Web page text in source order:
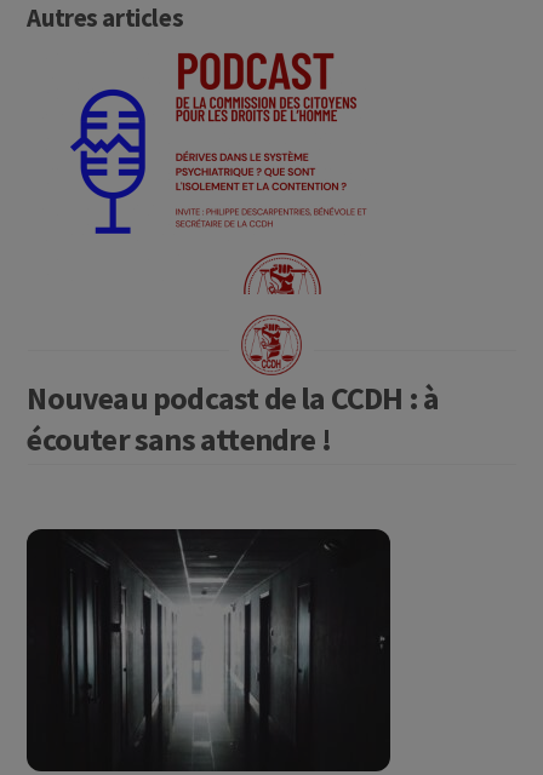
Autres articles
Nouveau podcast de la CCDH : à
écouter sans attendre !